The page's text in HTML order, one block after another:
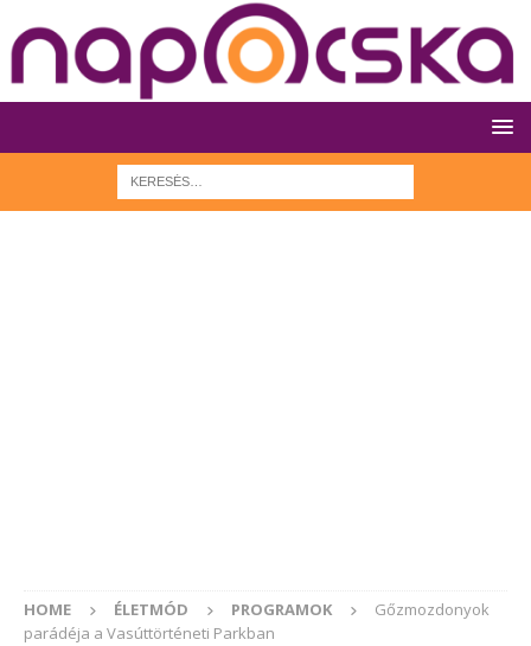
HOME ÉLETMÓD PROGRAMOK
Gőzmozdonyok
parádéja a Vasúttörténeti Parkban